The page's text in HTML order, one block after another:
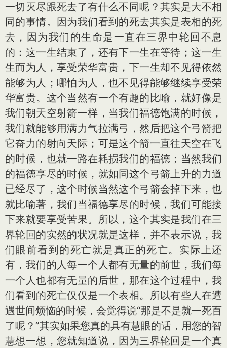
一切灭尽跟死去了有什么不同呢？其实是大不相
同的事情。因为我们看到的死去其实是表相的死
去，因为我们的生命是一直在三界中轮回不息
的：这一生结束了，还有下一生在等待；这一生
生而为人，享受荣华富贵，下一生却不见得依然
能够为人；哪怕为人，也不见得能够继续享受荣
华富贵。这个当然有一个有趣的比喻，就好像是
我们朝天空射箭一样，当我们福德饱满的时候，
我们就能够用满力气拉满弓，然后把这个弓箭把
它奋力的射向天际；可是这个箭一直往天空在飞
的时候，也就一路在耗损我们的福德；当然我们
的福德享尽的时候，就如同这个弓箭上升的力道
已经尽了，这个时候当然这个弓箭会掉下来，也
就比喻著，我们当福德享尽的时候，我们可能接
下来就要享受苦果。所以，这个其实是我们在三
界轮回的实然的状况就是这样，并不表示说，我
们眼前看到的死亡就是真正的死亡。实际上还
有，我们的人每一个人都有无量的前世，我们每
一个人也都有无量的后世，那在这个过程中，我
们看到的死亡仅仅是一个表相。所以有些人在遭
遇世间烦恼的时候，会觉得说“那是不是就一死百
了呢？”其实如果您真的具有慧眼的话，用您的智
慧想一想，您就知道说，因为三界轮回是一个真